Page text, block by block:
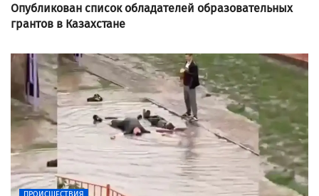
Опубликован список обладателей образовательных
грантов в Казахстане
ПРОИСШЕСТВИЯ